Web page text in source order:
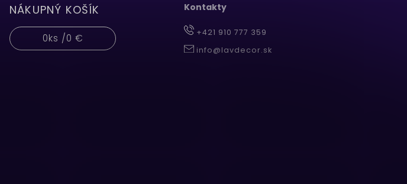
NÁKUPNÝ KOŠÍK
0ks /0 €
Kontakty
+421 910 777 359
info@lavdecor.sk